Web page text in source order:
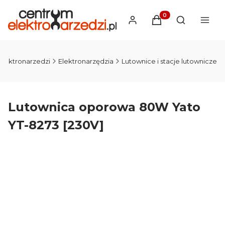
Produkty w
Otwórz
Elektronarzędzia Lutownice i stacje lutownicze
Lutownica oporowa 80W Yato
YT-8273 [230V]